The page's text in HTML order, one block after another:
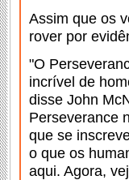
Assim que os
rover por
"O
incrível de
disse John
Perseverance
que se
o que os
aqui. Agora,